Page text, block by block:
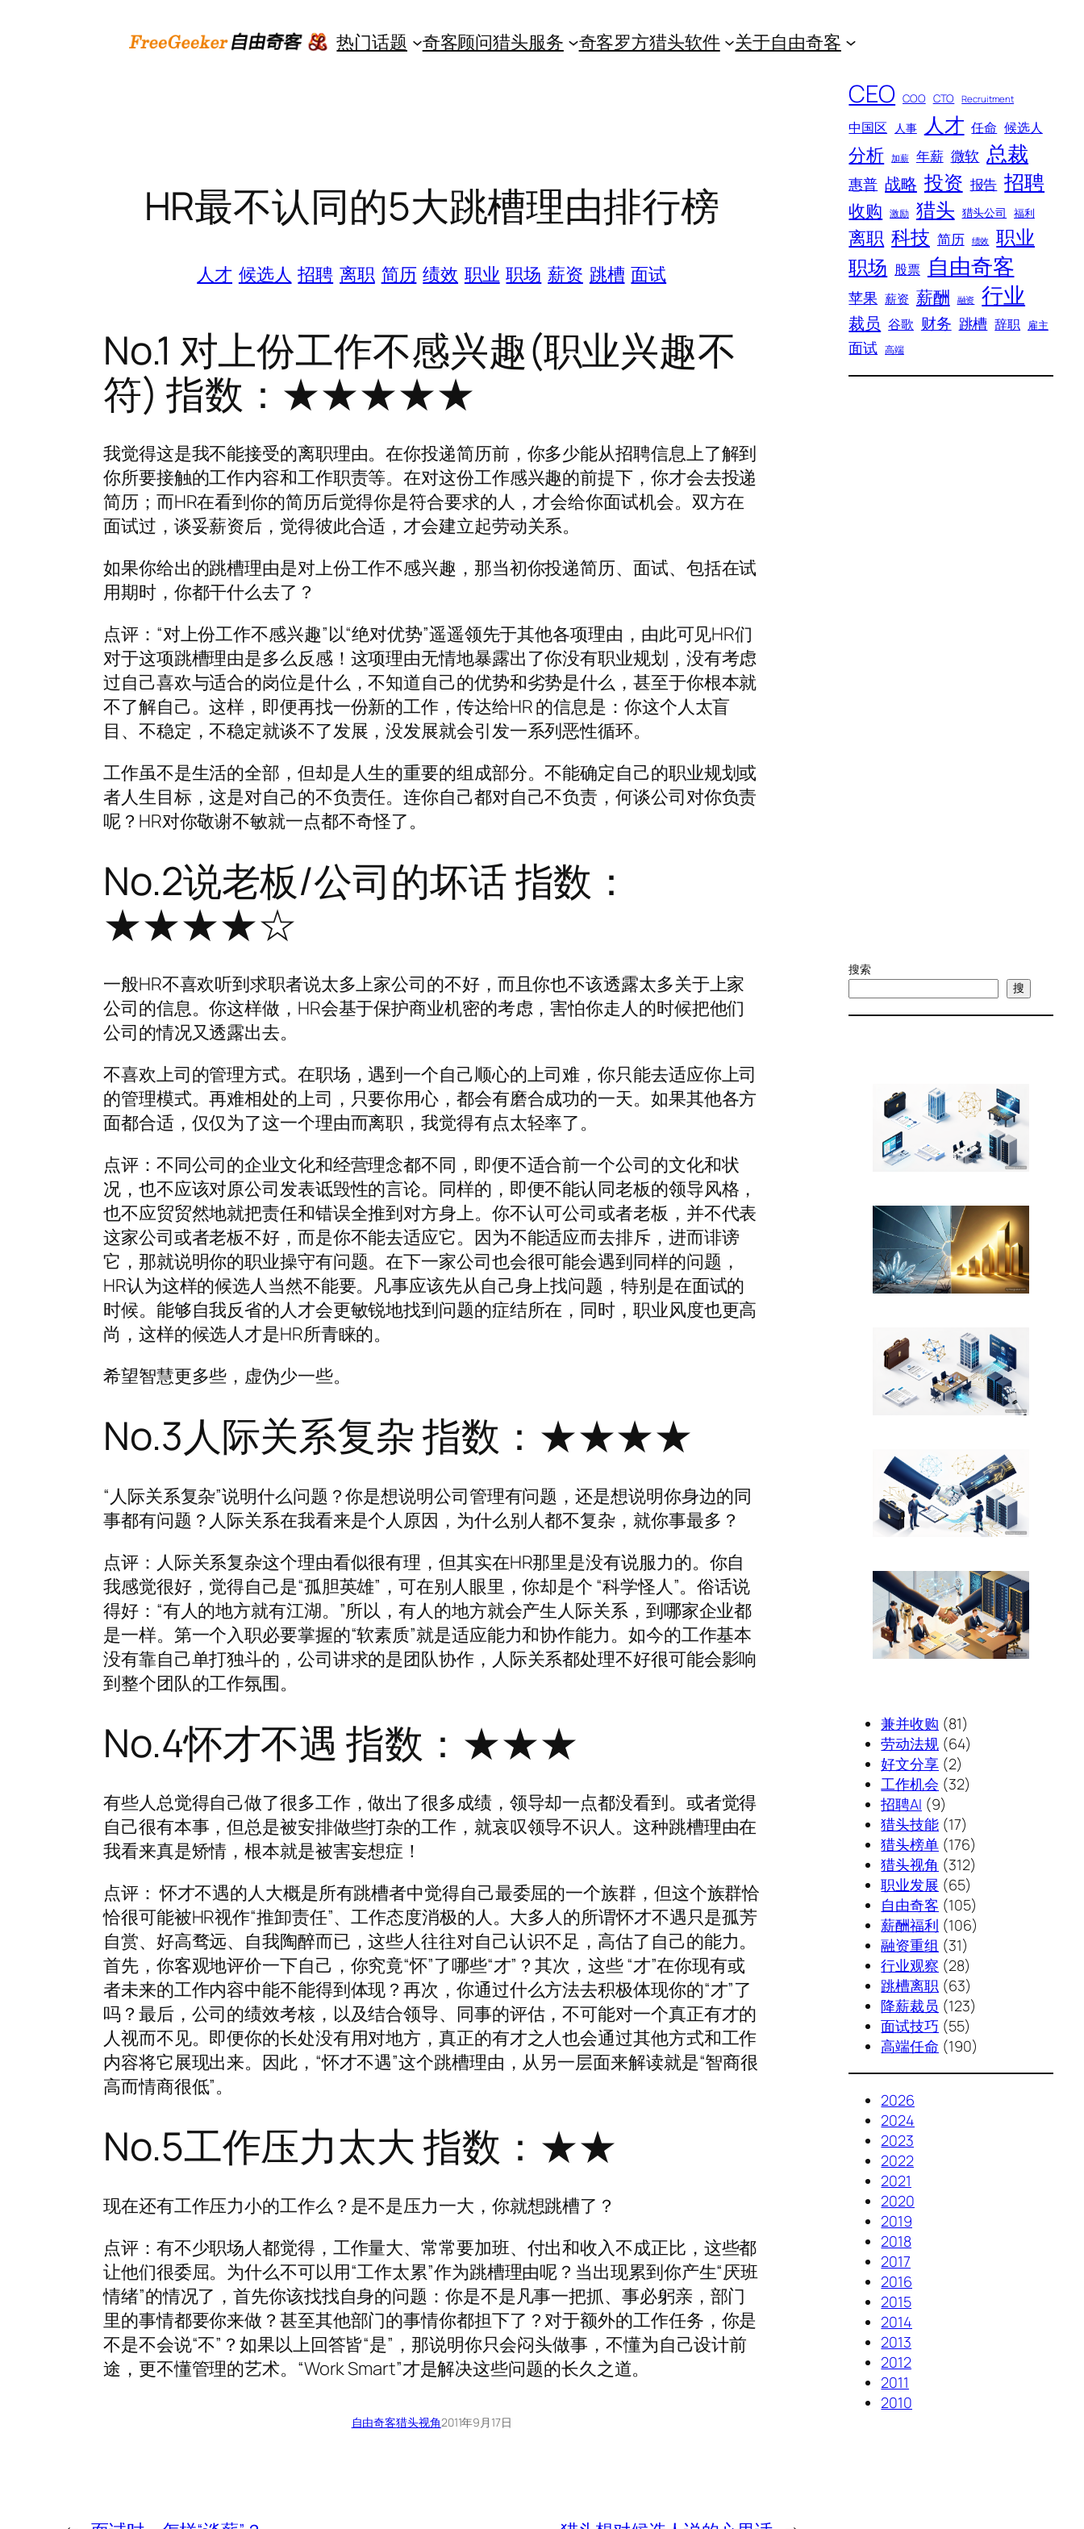
热门话题 奇客顾问猎头服务 奇客罗方猎头软件 关于自由奇客
HR最不认同的5大跳槽理由排行榜
人才 候选人 招聘 离职 简历 绩效 职业 职场 薪资 跳槽 面试
No.1 对上份工作不感兴趣(职业兴趣不
符) 指数：★★★★★
我觉得这是我不能接受的离职理由。在你投递简历前，你多少能从招聘信息上了解到
你所要接触的工作内容和工作职责等。在对这份工作感兴趣的前提下，你才会去投递
简历；而HR在看到你的简历后觉得你是符合要求的人，才会给你面试机会。双方在
面试过，谈妥薪资后，觉得彼此合适，才会建立起劳动关系。
如果你给出的跳槽理由是对上份工作不感兴趣，那当初你投递简历、面试、包括在试
用期时，你都干什么去了？
点评：“对上份工作不感兴趣”以“绝对优势”遥遥领先于其他各项理由，由此可见HR们
对于这项跳槽理由是多么反感！这项理由无情地暴露出了你没有职业规划，没有考虑
过自己喜欢与适合的岗位是什么，不知道自己的优势和劣势是什么，甚至于你根本就
不了解自己。这样，即便再找一份新的工作，传达给HR 的信息是：你这个人太盲
目、不稳定，不稳定就谈不了发展，没发展就会引发一系列恶性循环。
工作虽不是生活的全部，但却是人生的重要的组成部分。不能确定自己的职业规划或
者人生目标，这是对自己的不负责任。连你自己都对自己不负责，何谈公司对你负责
呢？HR对你敬谢不敏就一点都不奇怪了。
No.2说老板/公司的坏话 指数：
★★★★☆
一般HR不喜欢听到求职者说太多上家公司的不好，而且你也不该透露太多关于上家
公司的信息。你这样做，HR会基于保护商业机密的考虑，害怕你走人的时候把他们
公司的情况又透露出去。
不喜欢上司的管理方式。在职场，遇到一个自己顺心的上司难，你只能去适应你上司
的管理模式。再难相处的上司，只要你用心，都会有磨合成功的一天。如果其他各方
面都合适，仅仅为了这一个理由而离职，我觉得有点太轻率了。
点评：不同公司的企业文化和经营理念都不同，即便不适合前一个公司的文化和状
况，也不应该对原公司发表诋毁性的言论。同样的，即便不能认同老板的领导风格，
也不应贸贸然地就把责任和错误全推到对方身上。你不认可公司或者老板，并不代表
这家公司或者老板不好，而是你不能去适应它。因为不能适应而去排斥，进而诽谤
它，那就说明你的职业操守有问题。在下一家公司也会很可能会遇到同样的问题，
HR认为这样的候选人当然不能要。凡事应该先从自己身上找问题，特别是在面试的
时候。能够自我反省的人才会更敏锐地找到问题的症结所在，同时，职业风度也更高
尚，这样的候选人才是HR所青睐的。
希望智慧更多些，虚伪少一些。
No.3人际关系复杂 指数：★★★★
“人际关系复杂”说明什么问题？你是想说明公司管理有问题，还是想说明你身边的同
事都有问题？人际关系在我看来是个人原因，为什么别人都不复杂，就你事最多？
点评：人际关系复杂这个理由看似很有理，但其实在HR那里是没有说服力的。你自
我感觉很好，觉得自己是“孤胆英雄”，可在别人眼里，你却是个 “科学怪人”。俗话说
得好：“有人的地方就有江湖。”所以，有人的地方就会产生人际关系，到哪家企业都
是一样。第一个入职必要掌握的“软素质”就是适应能力和协作能力。如今的工作基本
没有靠自己单打独斗的，公司讲求的是团队协作，人际关系都处理不好很可能会影响
到整个团队的工作氛围。
No.4怀才不遇 指数：★★★
有些人总觉得自己做了很多工作，做出了很多成绩，领导却一点都没看到。或者觉得
自己很有本事，但总是被安排做些打杂的工作，就哀叹领导不识人。这种跳槽理由在
我看来真是矫情，根本就是被害妄想症！
点评： 怀才不遇的人大概是所有跳槽者中觉得自己最委屈的一个族群，但这个族群恰
恰很可能被HR视作“推卸责任”、工作态度消极的人。大多人的所谓怀才不遇只是孤芳
自赏、好高骛远、自我陶醉而已，这些人往往对自己认识不足，高估了自己的能力。
首先，你客观地评价一下自己，你究竟“怀”了哪些“才”？其次，这些 “才”在你现有或
者未来的工作内容中能不能得到体现？再次，你通过什么方法去积极体现你的“才”了
吗？最后，公司的绩效考核，以及结合领导、同事的评估，不可能对一个真正有才的
人视而不见。即便你的长处没有用对地方，真正的有才之人也会通过其他方式和工作
内容将它展现出来。因此，“怀才不遇”这个跳槽理由，从另一层面来解读就是“智商很
高而情商很低”。
No.5工作压力太大 指数：★★
现在还有工作压力小的工作么？是不是压力一大，你就想跳槽了？
点评：有不少职场人都觉得，工作量大、常常要加班、付出和收入不成正比，这些都
让他们很委屈。为什么不可以用“工作太累”作为跳槽理由呢？当出现累到你产生“厌班
情绪”的情况了，首先你该找找自身的问题：你是不是凡事一把抓、事必躬亲，部门
里的事情都要你来做？甚至其他部门的事情你都担下了？对于额外的工作任务，你是
不是不会说“不”？如果以上回答皆“是”，那说明你只会闷头做事，不懂为自己设计前
途，更不懂管理的艺术。“Work Smart”才是解决这些问题的长久之道。
自由奇客猎头视角2011年9月17日
CEO COO CTO Recruitment
中国区 人事 人才 任命 候选人
分析 加薪 年薪 微软 总裁
惠普 战略 投资 报告 招聘
收购 激励 猎头 猎头公司 福利
离职 科技 简历 绩效 职业
职场 股票 自由奇客
苹果 薪资 薪酬 融资 行业
裁员 谷歌 财务 跳槽 辞职 雇主
面试 高端
搜索
搜
兼并收购 (81)
劳动法规 (64)
好文分享 (2)
工作机会 (32)
招聘AI (9)
猎头技能 (17)
猎头榜单 (176)
猎头视角 (312)
职业发展 (65)
自由奇客 (105)
薪酬福利 (106)
融资重组 (31)
行业观察 (28)
跳槽离职 (63)
降薪裁员 (123)
面试技巧 (55)
高端任命 (190)
2026
2024
2023
2022
2021
2020
2019
2018
2017
2016
2015
2014
2013
2012
2011
2010